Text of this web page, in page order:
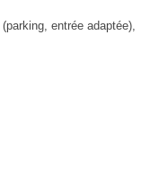
(parking, entrée adaptée),